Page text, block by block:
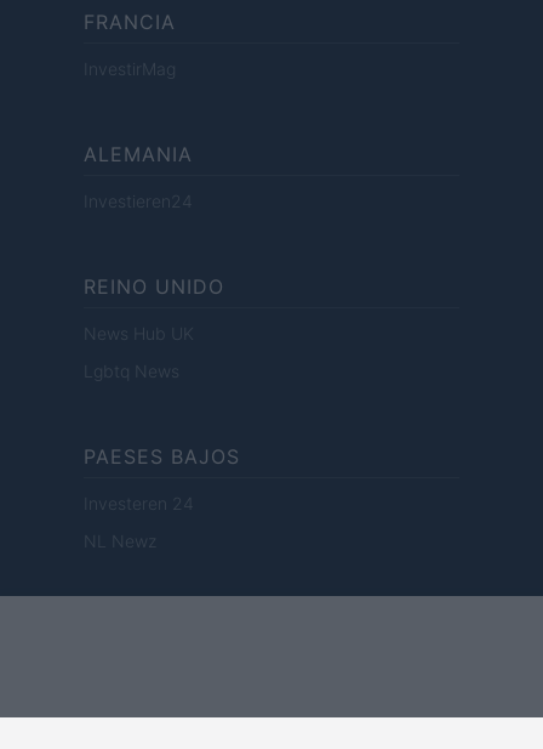
FRANCIA
InvestirMag
ALEMANIA
Investieren24
REINO UNIDO
News Hub UK
Lgbtq News
PAESES BAJOS
Investeren 24
NL Newz